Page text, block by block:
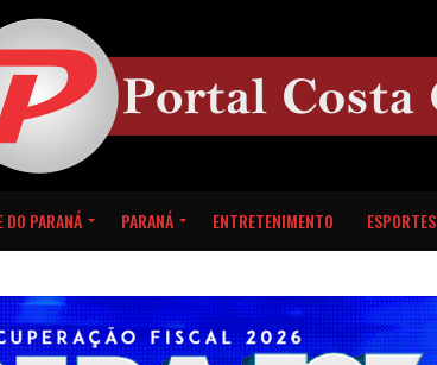
DO PARANÁ PARANÁ ENTRETENIMENTO ESPORTES